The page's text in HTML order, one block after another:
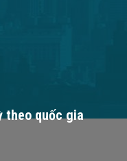
theo quốc gia